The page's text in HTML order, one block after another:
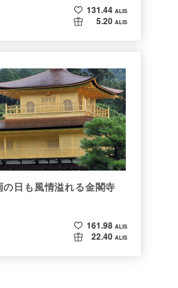
131.44 ALIS
5.20 ALIS
日も風情溢れる金閣寺
161.98 ALIS
22.40 ALIS